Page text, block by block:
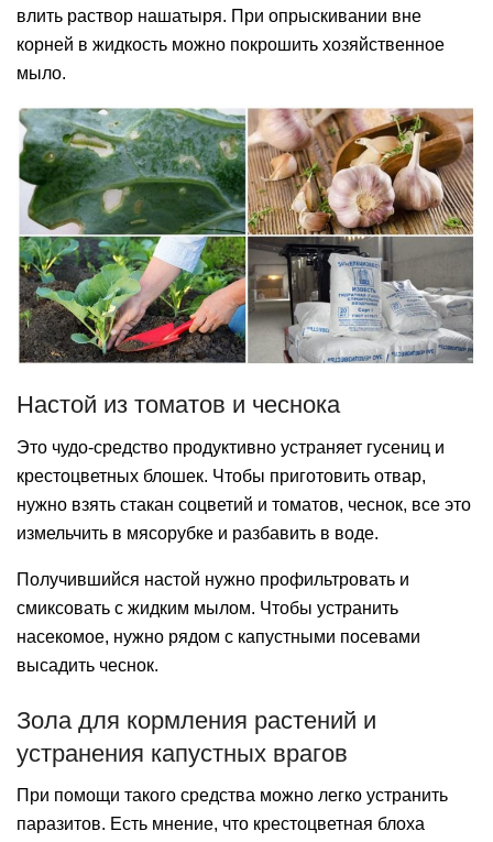
влить раствор нашатыря. При опрыскивании вне
корней в жидкость можно покрошить хозяйственное
мыло.
Настой из томатов и чеснока
Это чудо-средство продуктивно устраняет гусениц и
крестоцветных блошек. Чтобы приготовить отвар,
нужно взять стакан соцветий и томатов, чеснок, все это
измельчить в мясорубке и разбавить в воде.
Получившийся настой нужно профильтровать и
смиксовать с жидким мылом. Чтобы устранить
насекомое, нужно рядом с капустными посевами
высадить чеснок.
Зола для кормления растений и
устранения капустных врагов
При помощи такого средства можно легко устранить
паразитов. Есть мнение, что крестоцветная блоха